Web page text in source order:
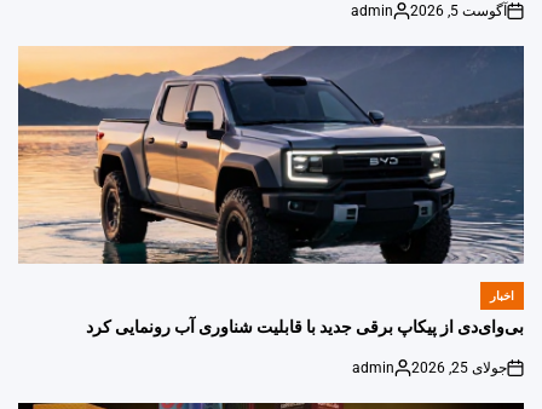
on
آگوست 5, 2026
Posted
admin
POSTED
اخبار
بی‌وای‌دی از پیکاپ برقی جدید با قابلیت شناوری آب رونمایی کرد
on
جولای 25, 2026
Posted
admin